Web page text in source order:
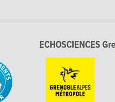
ECHOSCIENCES